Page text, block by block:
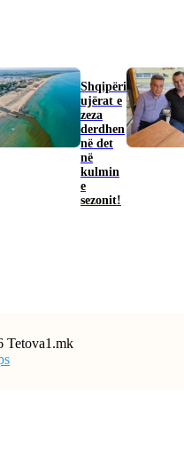
Shqipëri
ujërat e
zeza
derdhen
në det
në
kulmin
e
sezonit!
Tetova1.mk